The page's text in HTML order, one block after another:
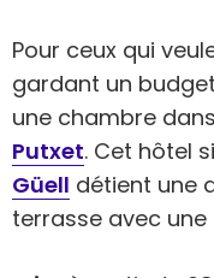
Pour ceux qui
gardant un
une chambre dans
Putxet. Cet hôtel
Güell détient une
terrasse avec une